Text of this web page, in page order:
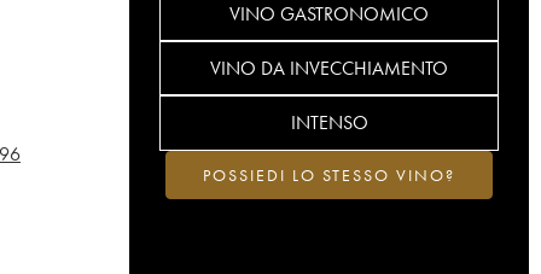
VINO GASTRONOMICO
VINO DA INVECCHIAMENTO
INTENSO
POSSIEDI LO STESSO VINO?